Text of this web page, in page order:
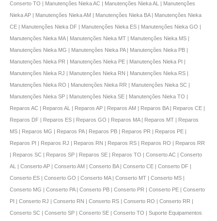
Conserto TO | Manutenções Nieka AC | Manutenções Nieka AL | Manutenções
Nieka AP | Manutenções Nieka AM | Manutenções Nieka BA | Manutenções Nieka
CE | Manutenções Nieka DF | Manutenções Nieka ES | Manutenções Nieka GO |
Manutenções Nieka MA | Manutenções Nieka MT | Manutenções Nieka MS |
Manutenções Nieka MG | Manutenções Nieka PA | Manutenções Nieka PB |
Manutenções Nieka PR | Manutenções Nieka PE | Manutenções Nieka PI |
Manutenções Nieka RJ | Manutenções Nieka RN | Manutenções Nieka RS |
Manutenções Nieka RO | Manutenções Nieka RR | Manutenções Nieka SC |
Manutenções Nieka SP | Manutenções Nieka SE | Manutenções Nieka TO |
Reparos AC | Reparos AL | Reparos AP | Reparos AM | Reparos BA | Reparos CE |
Reparos DF | Reparos ES | Reparos GO | Reparos MA | Reparos MT | Reparos
MS | Reparos MG | Reparos PA | Reparos PB | Reparos PR | Reparos PE |
Reparos PI | Reparos RJ | Reparos RN | Reparos RS | Reparos RO | Reparos RR
| Reparos SC | Reparos SP | Reparos SE | Reparos TO | Conserto AC | Conserto
AL | Conserto AP | Conserto AM | Conserto BA | Conserto CE | Conserto DF |
Conserto ES | Conserto GO | Conserto MA | Conserto MT | Conserto MS |
Conserto MG | Conserto PA | Conserto PB | Conserto PR | Conserto PE | Conserto
PI | Conserto RJ | Conserto RN | Conserto RS | Conserto RO | Conserto RR |
Conserto SC | Conserto SP | Conserto SE | Conserto TO | Suporte Equipamentos